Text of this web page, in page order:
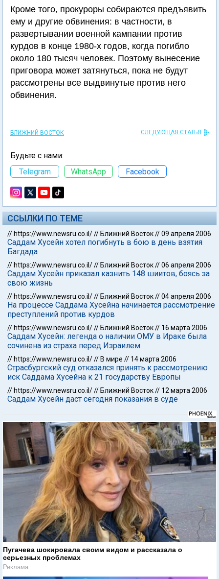
Кроме того, прокуроры собираются предъявить
ему и другие обвинения: в частности, в
развертывании военной кампании против
курдов в конце 1980-х годов, когда погибло
около 180 тысяч человек. Поэтому вынесение
приговора может затянуться, пока не будут
рассмотрены все выдвинутые против него
обвинения.
БЛИЖНИЙ ВОСТОК СЛЕДУЮЩАЯ СТАТЬЯ
Будьте с нами:
Telegram
WhatsApp Facebook
ССЫЛКИ ПО ТЕМЕ
// https://www.newsru.co.il/// Ближний Восток//09 апреля 2006
Саддам Хусейн хотел погибнуть в бою в день взятия
Багдада
// https://www.newsru.co.il/// Ближний Восток//06 апреля 2006
Саддам Хусейн приказал казнить 148 шиитов, боясь за
свою жизнь
// https://www.newsru.co.il/// Ближний Восток//04 апреля 2006
На процессе Саддама Хусейна начинается рассмотрение
преступлений против курдов
// https://www.newsru.co.il/// Ближний Восток// 16 марта 2006
Саддам Хусейн: легенда о наличии ОМУ в Ираке была
сочинена из страха перед Израилем
// https://www.newsru.co.il/// В мире // 14 марта 2006
Страсбургский суд отказался принять к рассмотрению
иск Саддама Хусейна к 21 государству Европы
// https://www.newsru.co.il/// Ближний Восток// 12 марта 2006
Саддам Хусейн даст сегодня показания в суде
Пугачева шокировала своим видом и рассказала о
серьезных проблемах
Реклама